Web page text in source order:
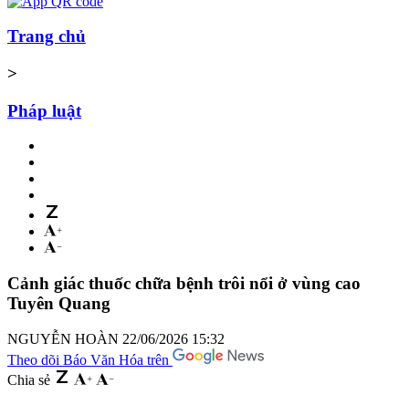
Trang chủ
>
Pháp luật
Cảnh giác thuốc chữa bệnh trôi nổi ở vùng cao
Tuyên Quang
NGUYỄN HOÀN 22/06/2026 15:32
Theo dõi Báo Văn Hóa trên
Chia sẻ